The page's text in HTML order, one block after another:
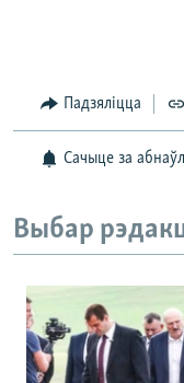
Падзяліцца
Сачыце за
Выбар